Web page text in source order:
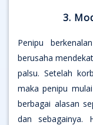
3.
Penipu
berusaha
palsu. Setelah
maka penipu
berbagai alasan
dan sebagainya.